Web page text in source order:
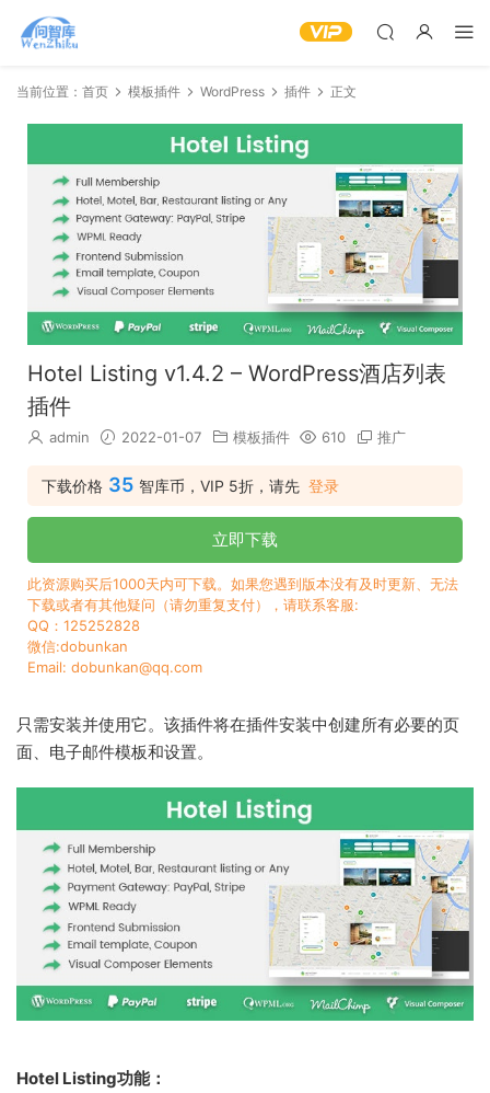
当前位置： 首页 模板插件 WordPress 插件 正文
Hotel Listing v1.4.2 – WordPress酒店列表
插件
admin 2022-01-07 模板插件 610 推广
下载价格 35 智库币，VIP 5折，请先 登录
立即下载
此资源购买后1000天内可下载。如果您遇到版本没有及时更新、无法
下载或者有其他疑问（请勿重复支付），请联系客服:
QQ：125252828
微信:dobunkan
Email: dobunkan@qq.com
只需安装并使用它。该插件将在插件安装中创建所有必要的页
面、电子邮件模板和设置。
Hotel Listing功能：